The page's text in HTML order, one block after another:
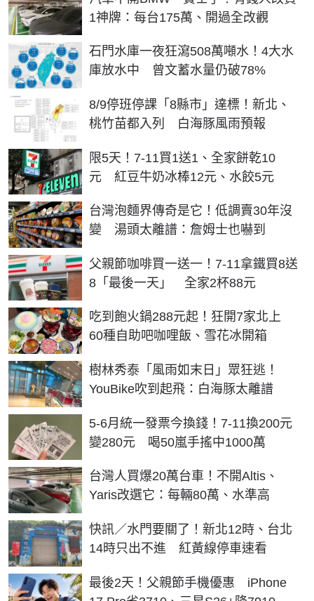
1神牌：每台175萬、開過全改觀
石門水庫一夜狂瀉508萬噸水！4大水
庫放水中 曾文蓄水量仍破78%
8/9停班停課「8縣市」達標！新北、
桃竹苗都入列 白海豚風雨預報
限5天！7-11買1送1、全家餅乾10
元 紅豆牛奶冰棒12元、水餃5元
台灣泡麵界傳奇是它！低調賣30年沒
變 湯頭太離譜：詹姆士也嚇到
父親節咖啡買一送一！7-11拿鐵買8送
8「最後一天」 全家2杯88元
吃到飽火鍋288元起！狂開7家北上
60種自助吧咖哩飯、雪花冰開箱
樹林秀泰「風雨如末日」眾狂逃！
YouBike吹到起飛：白海豚太離譜
5-6月統一發票今換錢！7-11換200元
變280元 喝50嵐手搖中1000萬
台灣人買爆20萬台車！不開Altis、
Yaris改選它：每輛80萬、水準高
快訊／水門要關了！新北12時、台北
14時只出不進 紅黃線停車速看
最後2天！父親節手機優惠 iPhone